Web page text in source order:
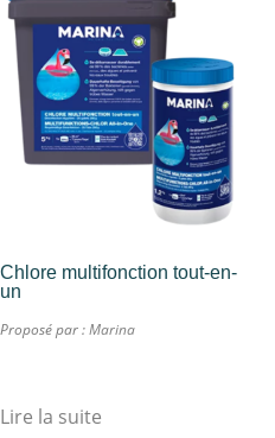
Chlore multifonction tout-en-
un
Proposé par :Marina
Lire la suite